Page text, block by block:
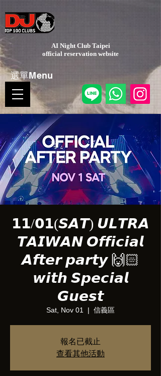
AI Night Club Taipei
​official reservation website
選單Menu
𝟭𝟭/𝟬𝟭(𝙎𝘼𝙏) 𝙐𝙇𝙏𝙍𝘼
𝙏𝘼𝙄𝙒𝘼𝙉 𝙊𝙛𝙛𝙞𝙘𝙞𝙖𝙡
𝘼𝙛𝙩𝙚𝙧 𝙥𝙖𝙧𝙩𝙮 🙌🏻
𝙬𝙞𝙩𝙝 𝙎𝙥𝙚𝙘𝙞𝙖𝙡
𝙂𝙪𝙚𝙨𝙩
Sat, Nov 01
  |
信義區
報名已截止
查看其他活動